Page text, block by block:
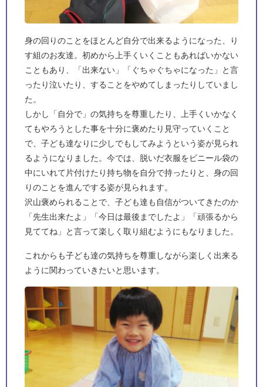
身の回りのことをほとんど自分で出来るようになった、り
す組のお友達。初めから上手くいくこともあればいかない
こともあり、「出来ない」「ぐちゃぐちゃになった」と言
ったり泣いたり、することをやめてしまったりしていまし
た。
しかし「自分で」の気持ちを尊重したり、上手くいかなく
てもやろうとした事を十分に褒めたり見守っていくこと
で、子ども達なりに少しでもしてみようという姿が見られ
るようになりました。今では、脱いだ衣服をビニール袋の
中にいれて片付けたり持ち物を自分で持ったりと、身の回
りのことを進んでする姿が見られます。
沢山褒められることで、子ども達も自信がついてきたのか
「先生出来たよ」「今日は最後までしたよ」「頑張るから
見ててね」と言って楽しく取り組むようにもなりました。
これからも子ども達の気持ちを尊重しながら楽しく出来る
ように関わっていきたいと思います。